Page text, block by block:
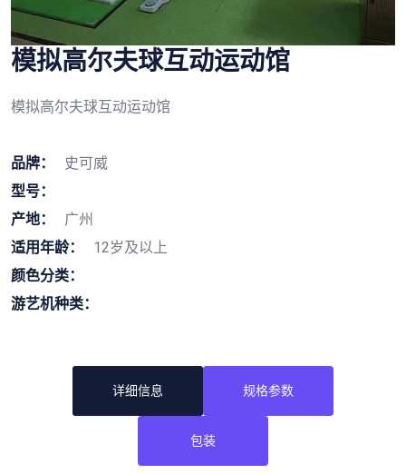
模拟高尔夫球互动运动馆
模拟高尔夫球互动运动馆
品牌：
史可威
型号：
产地：
广州
适用年龄：
12岁及以上
颜色分类：
游艺机种类：
详细信息 规格参数
包装